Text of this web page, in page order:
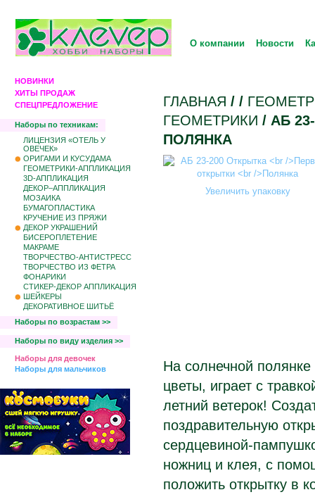
О компании Новости
НОВИНКИ
ХИТЫ ПРОДАЖ
СПЕЦПРЕДЛОЖЕНИЕ
Наборы по техникам:
ЛИЦЕНЗИЯ «ОТЕЛЬ У
ОВЕЧЕК»
ОРИГАМИ И КУСУДАМА
ГЕОМЕТРИКИ-АППЛИКАЦИЯ
3D-АППЛИКАЦИЯ
ДЕКОР–АППЛИКАЦИЯ
МОЗАИКА
БУМАГОПЛАСТИКА
КРУЧЕНИЕ ИЗ ПРЯЖИ
ДЕКОР УКРАШЕНИЙ
БИCЕРОПЛЕТЕНИЕ
МАКРАМЕ
ТВОРЧЕСТВО-АНТИСТРЕСС
ТВОРЧЕСТВО ИЗ ФЕТРА
ФОНАРИКИ
СТИКЕР-ДЕКОР АППЛИКАЦИЯ
ШЕЙКЕРЫ
ДЕКОРАТИВНОЕ ШИТЬЁ
Наборы по возрастам >>
Наборы по виду изделия >>
Наборы для девочек
Наборы для мальчиков
ГЛАВНАЯ / /
ГЕОМЕТРИКИ / АБ
ПОЛЯНКА
Увеличить упаковку
На солнечной полянке
цветы, играет с
летний ветерок!
поздравительную
сердцевиной-
ножниц и клея, с
положить открытку в